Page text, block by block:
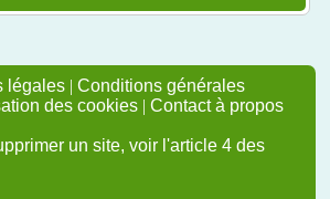
légales | Conditions générales
des cookies | Contact à propos
un site, voir l'article 4 des